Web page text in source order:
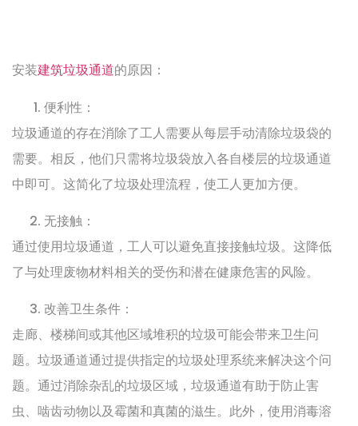
安装建筑垃圾通道的原因：
便利性：
垃圾通道的存在消除了工人需要从每层手动清除垃圾袋的
需要。相反，他们只需将垃圾袋放入各自楼层的垃圾通道
中即可。这简化了垃圾处理流程，使工人更加方便。
无接触：
通过使用垃圾通道，工人可以避免直接接触垃圾。这降低
了与处理废物材料相关的受伤和潜在健康危害的风险。
改善卫生条件：
走廊、楼梯间或其他区域堆积的垃圾可能会带来卫生问
题。垃圾通道通过提供指定的垃圾处理系统来解决这个问
题。通过消除杂乱的垃圾区域，垃圾通道有助于防止害
虫、啮齿动物以及霉菌和真菌的滋生。此外，使用消毒溶